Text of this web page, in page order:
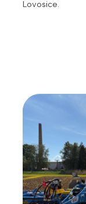
Lovosice.